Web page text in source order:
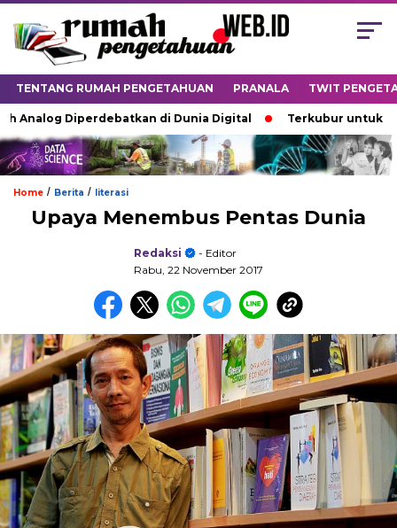
TENTANG RUMAH PENGETAHUAN PRANALA TWIT
Diperdebatkan di Dunia Digital Terkubur untuk Hidup
Home / Berita / literasi
Upaya Menembus Pentas Dunia
Redaksi
- Editor
Rabu, 22 November 2017